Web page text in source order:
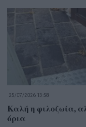
25/07/2026 13:58
Καλή η φιλοζωία,
όρια